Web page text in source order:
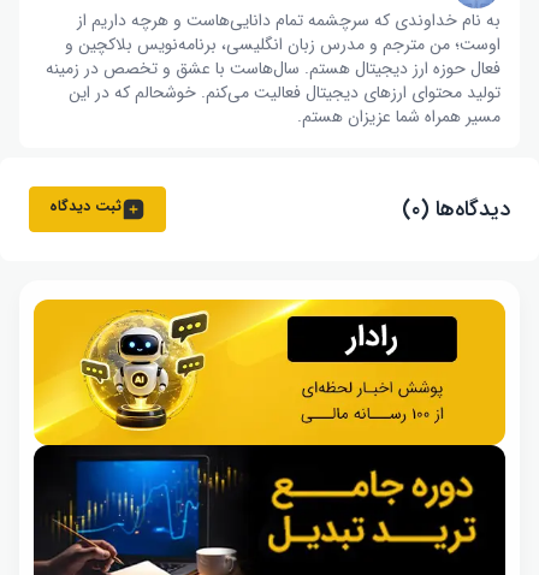
به نام خداوندی که سرچشمه تمام دانایی‌هاست و هرچه داریم از
اوست؛ من مترجم و مدرس زبان انگلیسی، برنامه‌نویس بلاکچین و
فعال حوزه ارز دیجیتال هستم. سال‌هاست با عشق و تخصص در زمینه
تولید محتوای ارزهای دیجیتال فعالیت می‌کنم. خوشحالم که در این
مسیر همراه شما عزیزان هستم.
دیدگاه‌ها (۰) ثبت دیدگاه